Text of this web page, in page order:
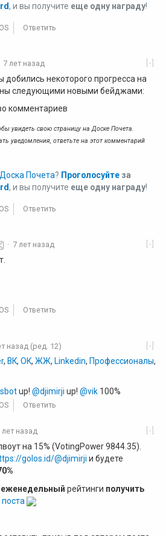
, и вы получите еще одну награду!
Ответить
[-]
7 лет назад
добились некоторого прогресса на
следующими новыми бейджами:
комментариев
увидеть свою страницу на Доске Почета.
уведомления, ответьте на этот комментарий
Почета? Проголосуйте за
, и вы получите еще одну награду!
Ответить
[-]
· 7 лет назад
Ответить
[-]
назад (ред. 12)
, ВК, ОК, ЖЖ, Linkedin, Профессионалы,
up! @djimirji up! @vik 100%
Ответить
[-]
лет назад
на 15% (VotingPower 9844.35).
golos.id/@djimirji и будете
еженедельный рейтинги получить